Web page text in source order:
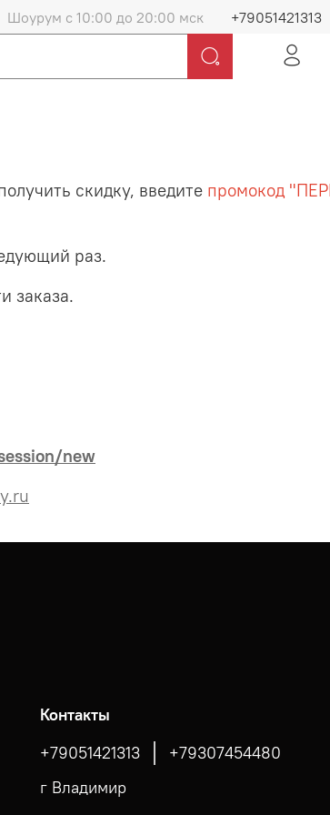
Шоурум с 10:00 до 20:00 мск +79051421313
скидку, введите промокод
раз.
заказа.
new
Контакты
+79051421313
+79307454480
г Владимир